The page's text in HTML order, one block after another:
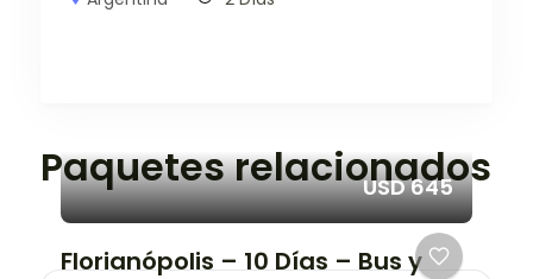
Paquetes relacionados
USD 645
Florianópolis – 10 Días – Bus y